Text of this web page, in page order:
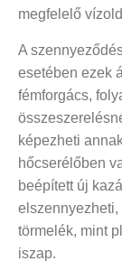
megfelelő
A
esetében ezek
fémforgács,
képezheti
hőcserélőben
beépített új
elszennyezheti,
törmelék, mint
iszap.